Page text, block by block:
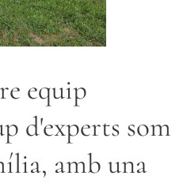
equip
d'experts som
amb una